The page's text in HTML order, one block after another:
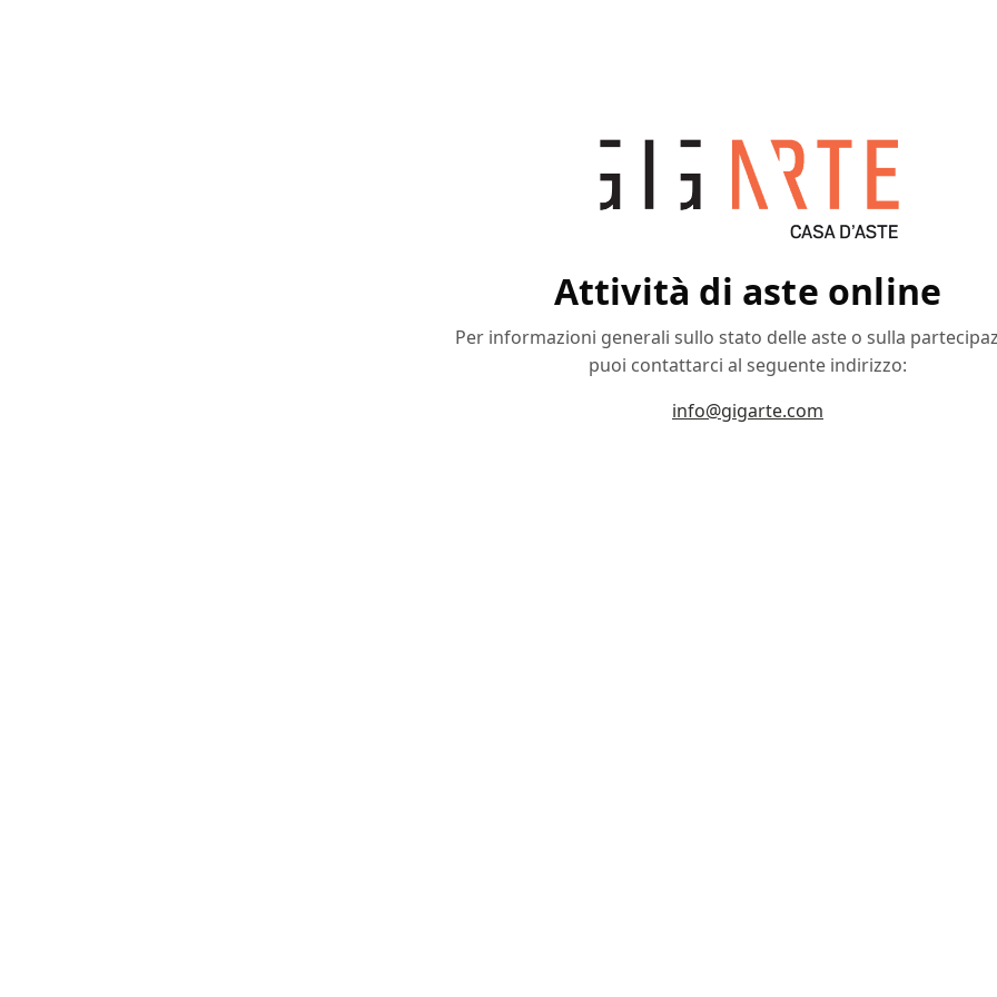
Attività di aste online
Per informazioni generali sullo stato delle aste o sulla
puoi contattarci al seguente indirizzo:
info@gigarte.com